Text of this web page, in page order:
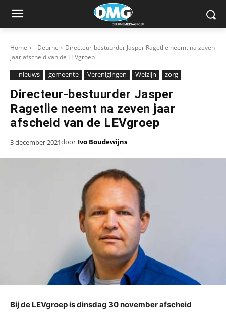
Home - Deurne
Directeur-bestuurder Jasper Ragetlie neemt na zeven
jaar afscheid van de LEVgroep
-- nieuws gemeente Verenigingen Welzijn zorg
Directeur-bestuurder Jasper
Ragetlie neemt na zeven jaar
afscheid van de LEVgroep
3 december 2021door Ivo Boudewijns
Bij de LEVgroep is dinsdag 30 november afscheid